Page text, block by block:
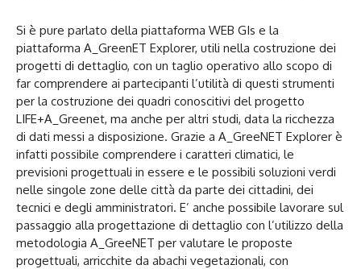
Si è pure parlato della piattaforma WEB GIs e la
piattaforma A_GreenET Explorer, utili nella costruzione dei
progetti di dettaglio, con un taglio operativo allo scopo di
far comprendere ai partecipanti l’utilità di questi strumenti
per la costruzione dei quadri conoscitivi del progetto
LIFE+A_Greenet, ma anche per altri studi, data la ricchezza
di dati messi a disposizione. Grazie a A_GreeNET Explorer è
infatti possibile comprendere i caratteri climatici, le
previsioni progettuali in essere e le possibili soluzioni verdi
nelle singole zone delle città da parte dei cittadini, dei
tecnici e degli amministratori. E’ anche possibile lavorare sul
passaggio alla progettazione di dettaglio con l’utilizzo della
metodologia A_GreeNET per valutare le proposte
progettuali, arricchite da abachi vegetazionali, con